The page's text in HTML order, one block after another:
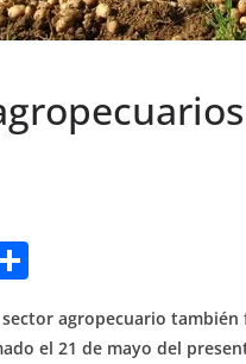
aragropecuario
el 21 de mayo del